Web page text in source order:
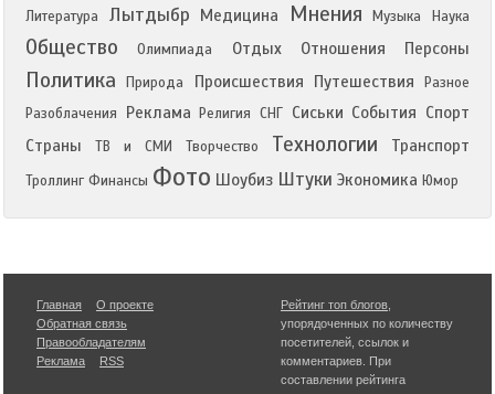
Литература Лытдыбр Медицина Мнения Музыка Наука
Общество Олимпиада Отдых Отношения Персоны
Политика Природа Происшествия Путешествия
Разное
Разоблачения
Реклама Религия СНГ Сиськи События Спорт
Страны
ТВ и СМИ Творчество Технологии Транспорт
Троллинг Финансы Фото Шоубиз Штуки Экономика Юмор
Главная
О проекте
Обратная связь
Правообладателям
Реклама
RSS
Рейтинг топ блогов
упорядоченных по количеству
посетителей, ссылок и
комментариев. При
составлении рейтинга